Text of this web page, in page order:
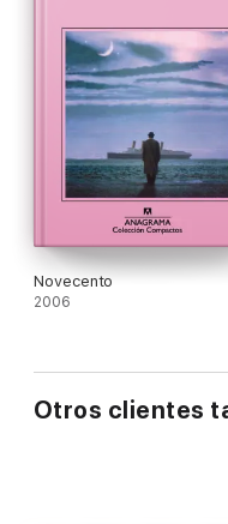
Novecento
2006
Otros clientes